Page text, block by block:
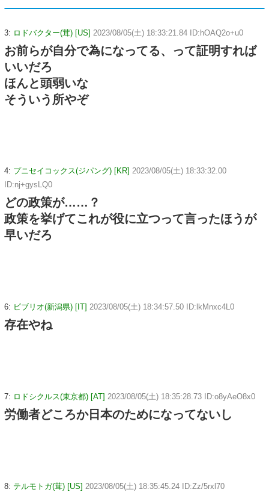
3: ロドバクター(茸) [US] 2023/08/05(土) 18:33:21.84 ID:hOAQ2o+u0
お前らが自分で為になってる、って証明すれば
いいだろ
ほんと頭弱いな
そういう所やぞ
4: プニセイコックス(ジパング) [KR] 2023/08/05(土) 18:33:32.00
ID:nj+gysLQ0
どの政策が……？
政策を挙げてこれが役に立つって言ったほうが
早いだろ
6: ビブリオ(新潟県) [IT] 2023/08/05(土) 18:34:57.50 ID:lkMnxc4L0
存在やね
7: ロドシクルス(東京都) [AT] 2023/08/05(土) 18:35:28.73 ID:o8yAeO8x0
労働者どころか日本のためになってないし
8: テルモトガ(茸) [US] 2023/08/05(土) 18:35:45.24 ID:Zz/5rxl70